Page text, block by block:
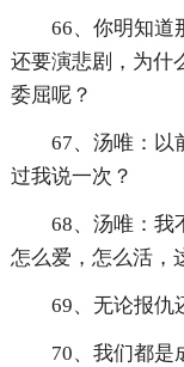
66、你明知道
还要演悲剧，为什
委屈呢？
67、汤唯：以
过我说一次？
68、汤唯：我
怎么爱，怎么活，
69、无论报仇
70、我们都是